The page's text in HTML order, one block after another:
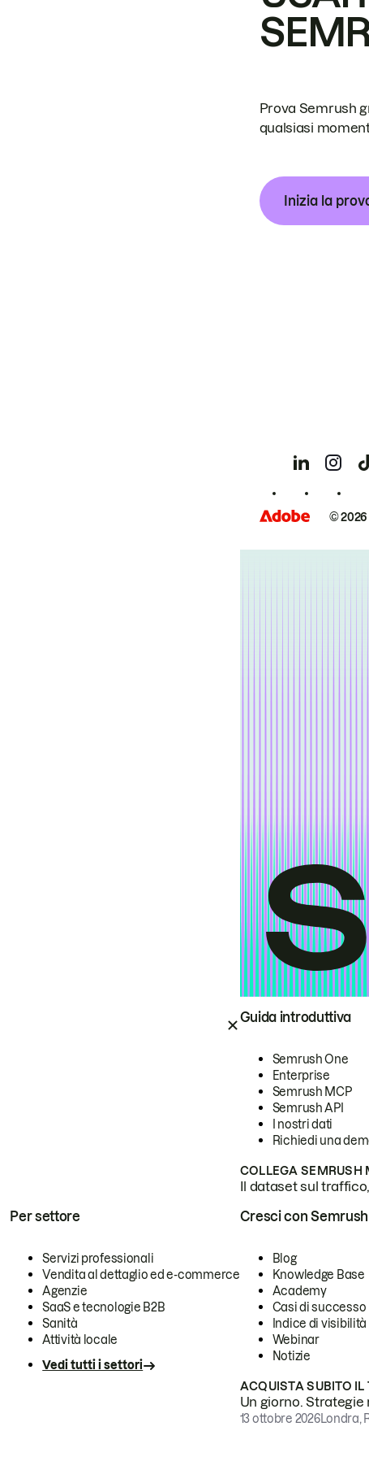
Guida introduttiva
Semrush One
Enterprise
Semrush MCP
Semrush API
I nostri dati
Richiedi una
COLLEGA SEMRUSH
Il dataset sul
Per settore
Servizi professionali
Vendita al dettaglio ed e-commerce
Agenzie
SaaS e tecnologie B2B
Sanità
Attività locale
Vedi tutti i settori
Cresci con Semrush
Blog
Knowledge Base
Academy
Casi di successo
Indice di visibilità
Webinar
Notizie
ACQUISTA SUBITO IL
Un giorno.
13 ottobre 2026Londra,
Prova Semrush
qualsiasi
Inizia la
©